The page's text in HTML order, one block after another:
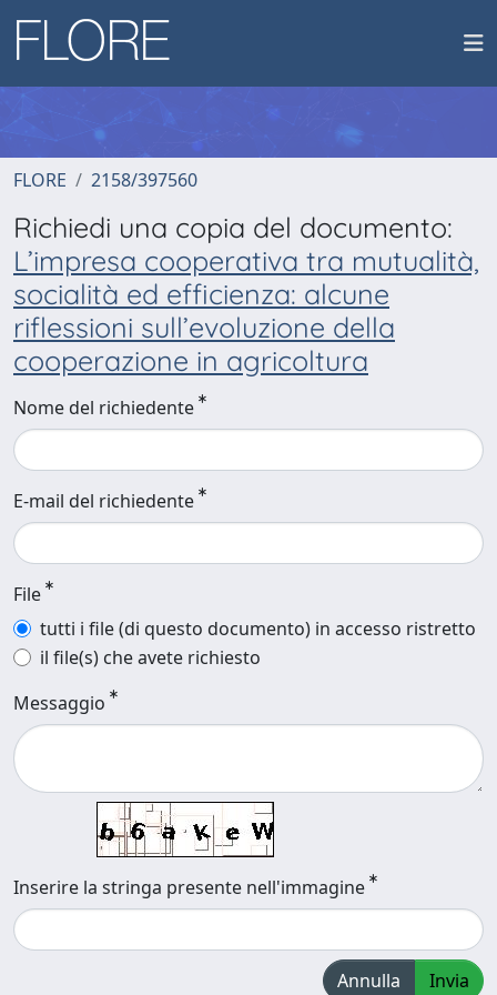
FLORE 2158/397560
Richiedi una copia del documento:
L’impresa cooperativa tra mutualità,
socialità ed efficienza: alcune
riflessioni sull’evoluzione della
cooperazione in agricoltura
Nome del richiedente
E-mail del richiedente
File
tutti i file (di questo documento) in accesso ristretto
il file(s) che avete richiesto
Messaggio
Inserire la stringa presente nell'immagine
Annulla Invia